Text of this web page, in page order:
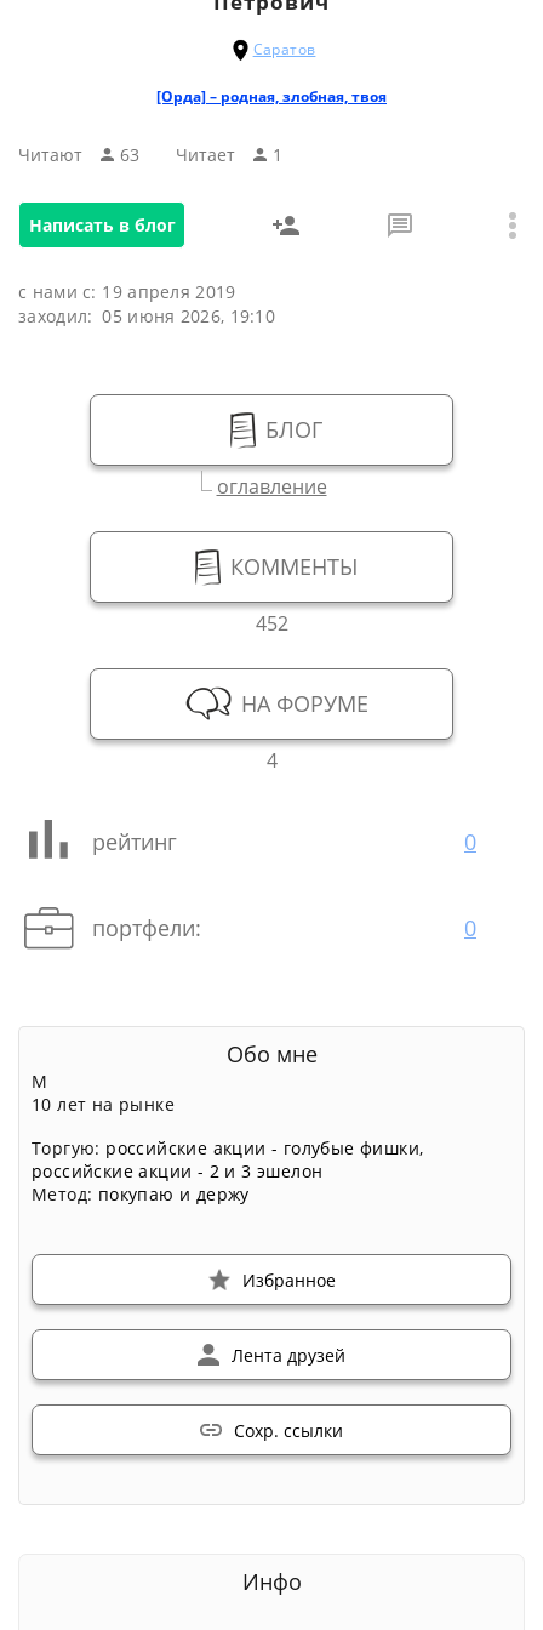
Саратов
[Орда] – родная, злобная, твоя
Читают 63 Читаeт 1
Написать в блог
с нами с: 19 апреля 2019
заходил: 05 июня 2026, 19:10
БЛОГ
оглавление
КОММЕНТЫ
452
НА ФОРУМЕ
4
рейтинг 0
портфели: 0
Обо мне
М
10 лет на рынке
Торгую: российские акции - голубые фишки,
российские акции - 2 и 3 эшелон
Метод: покупаю и держу
Избранное
Лента друзей
Сохр. ссылки
Инфо